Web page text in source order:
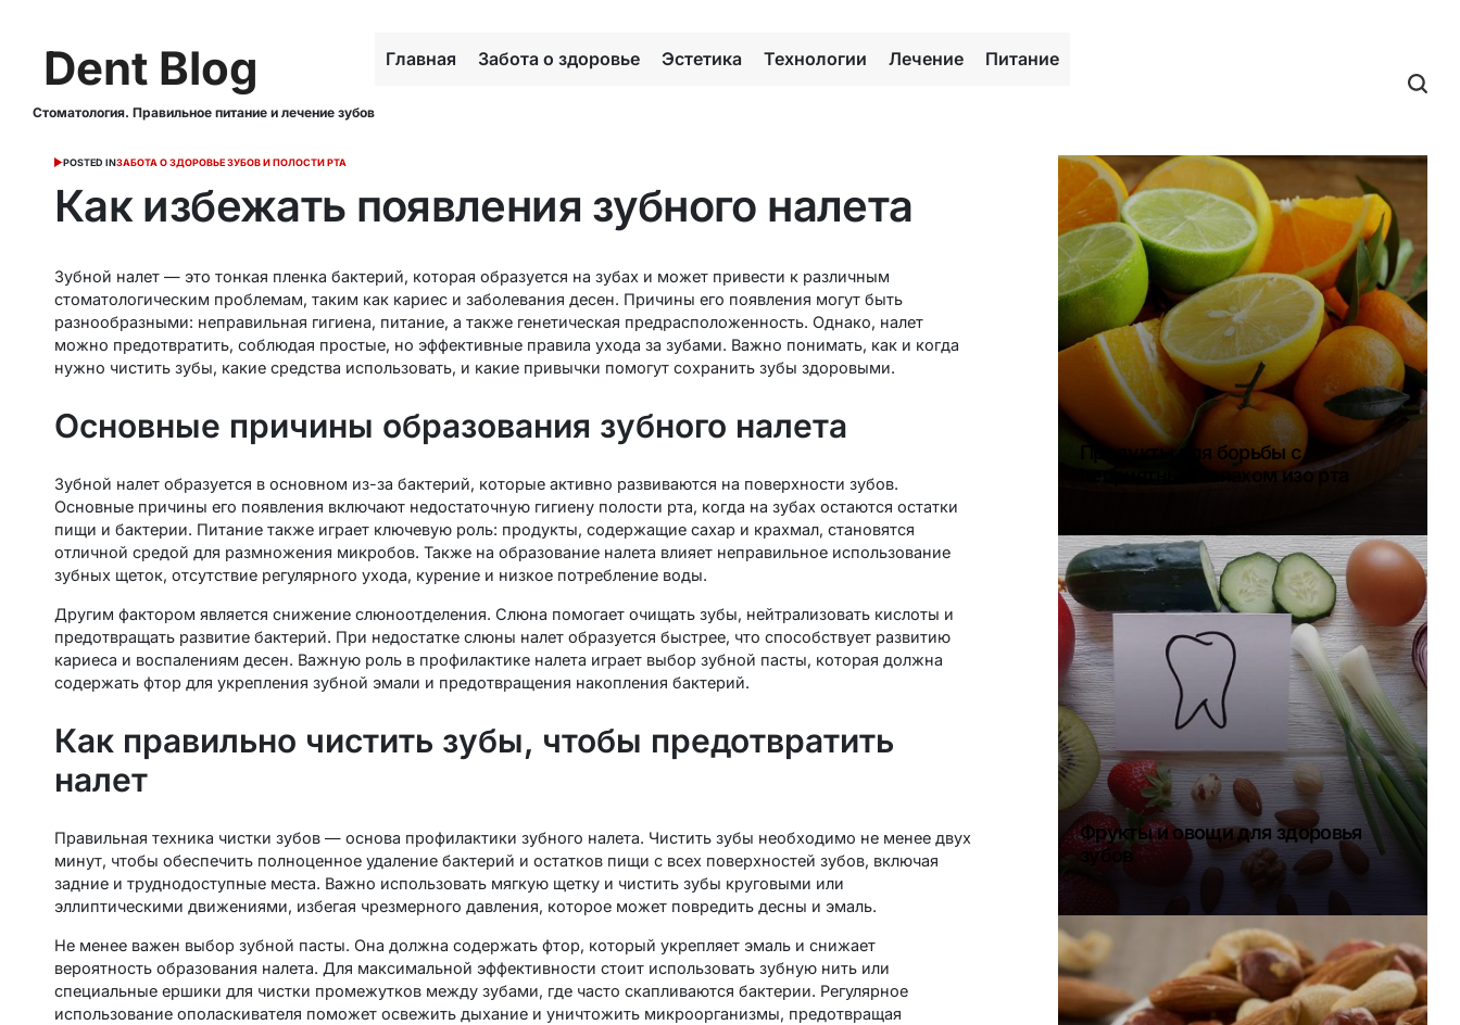
Dent Blog
Стоматология. Правильное питание и лечение зубов
Главная Забота о здоровье Эстетика Технологии Лечение Питание
POSTED INЗАБОТА О ЗДОРОВЬЕ ЗУБОВ И ПОЛОСТИ РТА
Как избежать появления зубного налета
Зубной налет — это тонкая пленка бактерий, которая образуется на зубах и может привести к различным
стоматологическим проблемам, таким как кариес и заболевания десен. Причины его появления могут быть
разнообразными: неправильная гигиена, питание, а также генетическая предрасположенность. Однако, налет
можно предотвратить, соблюдая простые, но эффективные правила ухода за зубами. Важно понимать, как и когда
нужно чистить зубы, какие средства использовать, и какие привычки помогут сохранить зубы здоровыми.
Основные причины образования зубного налета
Зубной налет образуется в основном из-за бактерий, которые активно развиваются на поверхности зубов.
Основные причины его появления включают недостаточную гигиену полости рта, когда на зубах остаются остатки
пищи и бактерии. Питание также играет ключевую роль: продукты, содержащие сахар и крахмал, становятся
отличной средой для размножения микробов. Также на образование налета влияет неправильное использование
зубных щеток, отсутствие регулярного ухода, курение и низкое потребление воды.
Другим фактором является снижение слюноотделения. Слюна помогает очищать зубы, нейтрализовать кислоты и
предотвращать развитие бактерий. При недостатке слюны налет образуется быстрее, что способствует развитию
кариеса и воспалениям десен. Важную роль в профилактике налета играет выбор зубной пасты, которая должна
содержать фтор для укрепления зубной эмали и предотвращения накопления бактерий.
Как правильно чистить зубы, чтобы предотвратить
налет
Правильная техника чистки зубов — основа профилактики зубного налета. Чистить зубы необходимо не менее двух
минут, чтобы обеспечить полноценное удаление бактерий и остатков пищи с всех поверхностей зубов, включая
задние и труднодоступные места. Важно использовать мягкую щетку и чистить зубы круговыми или
эллиптическими движениями, избегая чрезмерного давления, которое может повредить десны и эмаль.
Не менее важен выбор зубной пасты. Она должна содержать фтор, который укрепляет эмаль и снижает
вероятность образования налета. Для максимальной эффективности стоит использовать зубную нить или
специальные ершики для чистки промежутков между зубами, где часто скапливаются бактерии. Регулярное
использование ополаскивателя поможет освежить дыхание и уничтожить микроорганизмы, предотвращая
Продукты для борьбы с
неприятным запахом изо рта
Фрукты и овощи для здоровья
зубов